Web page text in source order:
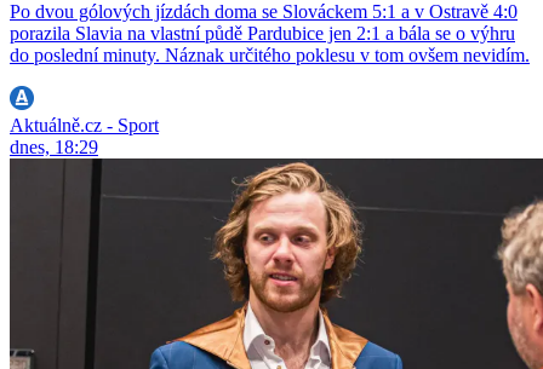
Po dvou gólových jízdách doma se Slováckem 5:1 a v Ostravě 4:0
porazila Slavia na vlastní půdě Pardubice jen 2:1 a bála se o výhru
do poslední minuty. Náznak určitého poklesu v tom ovšem nevidím.
Aktuálně.cz - Sport
dnes, 18:29